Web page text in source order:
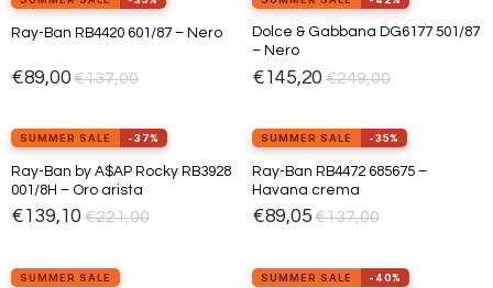
Aggiungi
Ray-Ban RB4420 601/87 – Nero
€89,00 €137,00
Aggiungi
Dolce & Gabbana DG6177 501/87
– Nero
€145,20 €249,00
Aggiungi
SUMMER SALE -37%
Ray-Ban by A$AP Rocky RB3928
001/8H – Oro arista
€139,10 €221,00
SUMMER SALE -35%
Ray-Ban RB4472 685675 –
Havana crema
€89,05 €137,00
SUMMER SALE SUMMER SALE -40%